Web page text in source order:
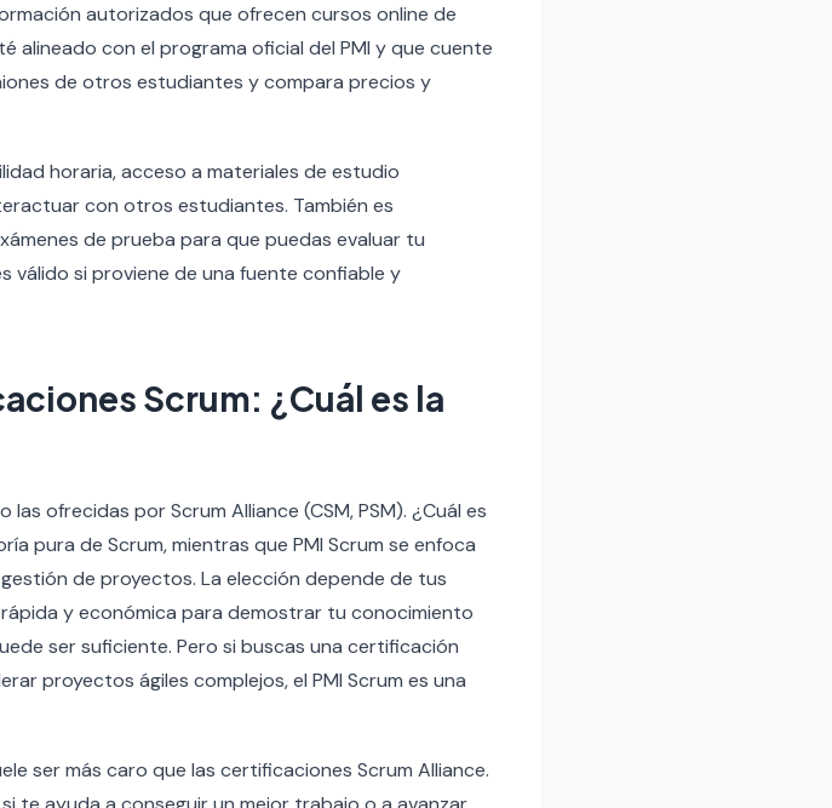
autorizados que ofrecen cursos online de
alineado con el programa oficial del PMI y que cuente
de otros estudiantes y compara precios y
horaria, acceso a materiales de estudio
con otros estudiantes. También es
de prueba para que puedas evaluar tu
válido si proviene de una fuente confiable y
Scrum: ¿Cuál es la
ofrecidas por Scrum Alliance (CSM, PSM). ¿Cuál es
pura de Scrum, mientras que PMI Scrum se enfoca
de proyectos. La elección depende de tus
y económica para demostrar tu conocimiento
ser suficiente. Pero si buscas una certificación
proyectos ágiles complejos, el PMI Scrum es una
ser más caro que las certificaciones Scrum Alliance.